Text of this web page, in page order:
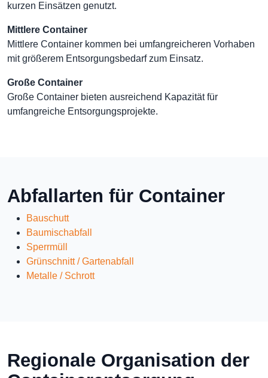
kurzen Einsätzen genutzt.
Mittlere Container
Mittlere Container kommen bei umfangreicheren Vorhaben
mit größerem Entsorgungsbedarf zum Einsatz.
Große Container
Große Container bieten ausreichend Kapazität für
umfangreiche Entsorgungsprojekte.
Abfallarten für Container
Bauschutt
Baumischabfall
Sperrmüll
Grünschnitt / Gartenabfall
Metalle / Schrott
Regionale Organisation der